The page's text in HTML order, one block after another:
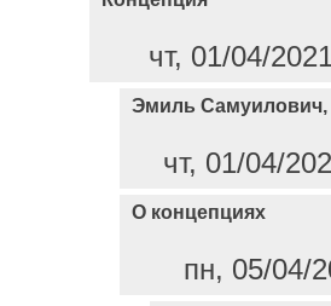
чт, 01/04/
Эмиль Самуилович,
чт, 01/04/
О концепциях
пн, 05/04/